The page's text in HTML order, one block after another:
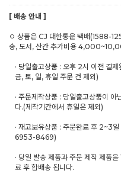
[ 배송 안내 ]
ㅇ 상품은 CJ 대한통운 택배(1588-
송, 도서, 산간 추가비용
· 당일출고상품 : 오후 2시 이전 결
금, 토, 일, 휴일 주문 건 제외)
· 주문제작상품 : 당일출고상품이
다.(제작기간에서 휴일은 제외)
· 재고보유상품 : 주문완료 후 2~3
6953-8469)
· 당일 발송 제품과 주문 제작 제품
료 후 합배송 됩니다.